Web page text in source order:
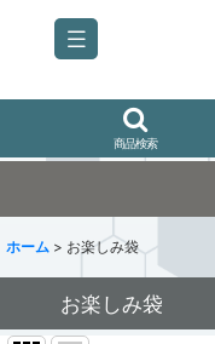
商品検索
ホーム > お楽しみ袋
お楽しみ袋